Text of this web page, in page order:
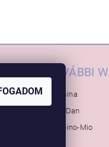
TOVÁBBI
Inglesina
Baby-Dan
Bambino-Mio